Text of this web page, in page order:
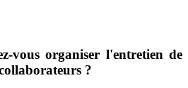
vous organiser l'entretien de
?